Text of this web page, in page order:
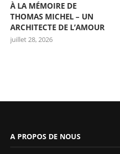
À LA MÉMOIRE DE
THOMAS MICHEL – UN
ARCHITECTE DE L’AMOUR
juillet 28, 2026
A PROPOS DE NOUS